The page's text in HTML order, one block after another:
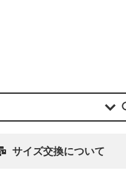
サイズ交換について